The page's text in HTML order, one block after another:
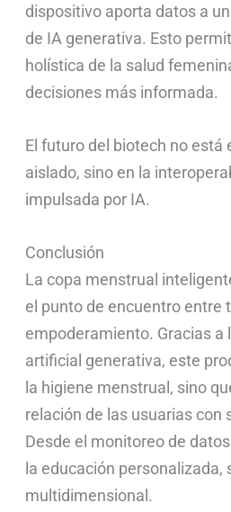
dispositivo aporta datos a
de IA generativa. Esto
holística de la salud
decisiones más informada.
El futuro del biotech no está
aislado, sino en la
impulsada por IA.
Conclusión
La copa menstrual
el punto de encuentro entre
empoderamiento. Gracias a
artificial generativa, este
la higiene menstrual, sino
relación de las usuarias con
Desde el monitoreo de
la educación personalizada,
multidimensional.